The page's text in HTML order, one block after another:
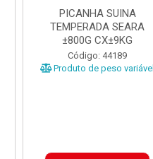
PICANHA SUINA
TEMPERADA SEARA
±800G CX±9KG
Código: 44189
Produto de peso variável